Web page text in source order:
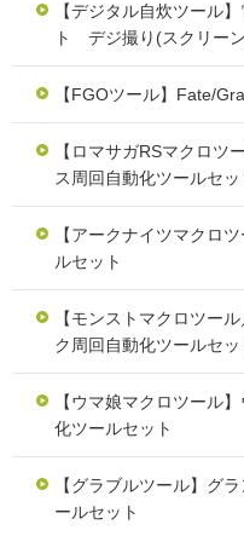
【デジタル自炊ツール
ト デジ撮り(スクリー
【FGOツール】Fate/
【ロマサガRSマクロツ
ス周回自動化ツールセッ
【アークナイツマクロ
ルセット
【モンストマクロツー
ク周回自動化ツールセッ
【ウマ娘マクロツール
化ツールセット
【グラブルツール】グ
ールセット